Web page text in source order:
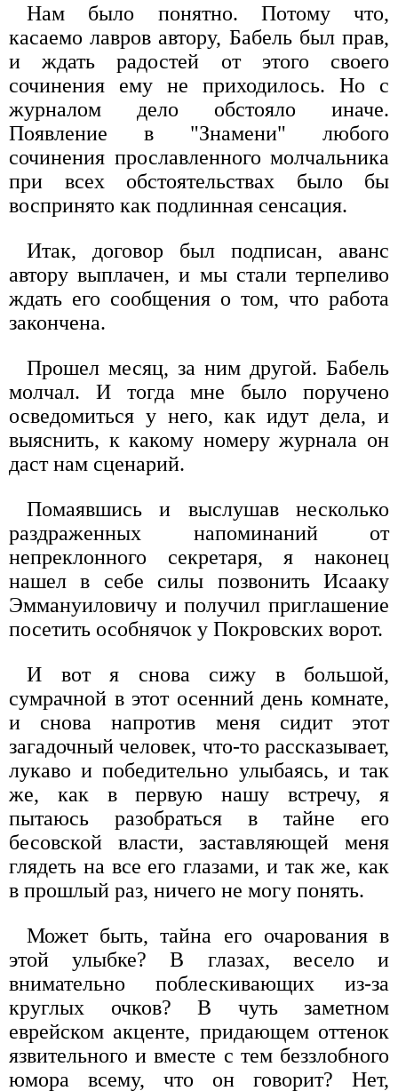
Нам было понятно. Потому что,
касаемо лавров автору, Бабель был прав,
и ждать радостей от этого своего
сочинения ему не приходилось. Но с
журналом дело обстояло иначе.
Появление в "Знамени" любого
сочинения прославленного молчальника
при всех обстоятельствах было бы
воспринято как подлинная сенсация.
Итак, договор был подписан, аванс
автору выплачен, и мы стали терпеливо
ждать его сообщения о том, что работа
закончена.
Прошел месяц, за ним другой. Бабель
молчал. И тогда мне было поручено
осведомиться у него, как идут дела, и
выяснить, к какому номеру журнала он
даст нам сценарий.
Помаявшись и выслушав несколько
раздраженных напоминаний от
непреклонного секретаря, я наконец
нашел в себе силы позвонить Исааку
Эммануиловичу и получил приглашение
посетить особнячок у Покровских ворот.
И вот я снова сижу в большой,
сумрачной в этот осенний день комнате,
и снова напротив меня сидит этот
загадочный человек, что-то рассказывает,
лукаво и победительно улыбаясь, и так
же, как в первую нашу встречу, я
пытаюсь разобраться в тайне его
бесовской власти, заставляющей меня
глядеть на все его глазами, и так же, как
в прошлый раз, ничего не могу понять.
Может быть, тайна его очарования в
этой улыбке? В глазах, весело и
внимательно поблескивающих из-за
круглых очков? В чуть заметном
еврейском акценте, придающем оттенок
язвительного и вместе с тем беззлобного
юмора всему, что он говорит? Нет,